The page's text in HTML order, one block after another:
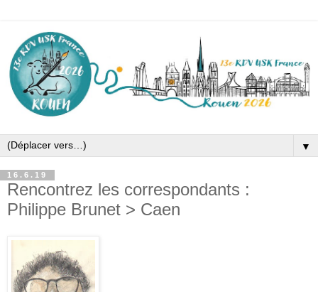
▼
16.6.19
Rencontrez les correspondants :
Philippe Brunet > Caen